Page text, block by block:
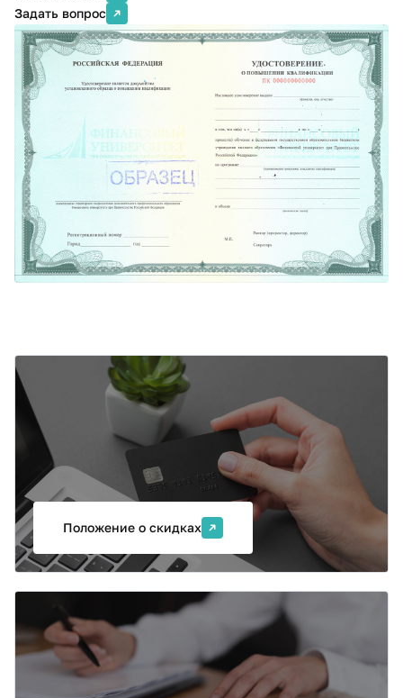
Задать вопрос
Оплата и налоговый вычет
Возможна поэтапная оплата, оплата из средств
материнского капитала, скидки на обучение в
соответствии с Положением о скидках. После
обучения Вы можете получить налоговый вычет до
13% стоимости программы.
Положение о скидках
Коллективная заявка
Если вы хотите обучить несколько сотрудников
вашей организации, направьте нам заявку на
корпоративное обучение. Мы поможем подобрать